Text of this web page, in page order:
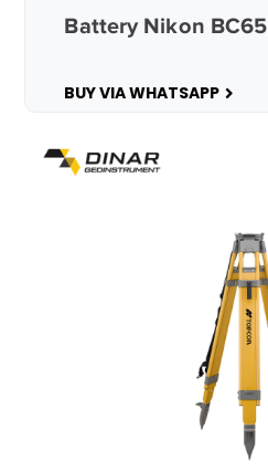
Battery Nikon BC65
BUY VIA WHATSAPP